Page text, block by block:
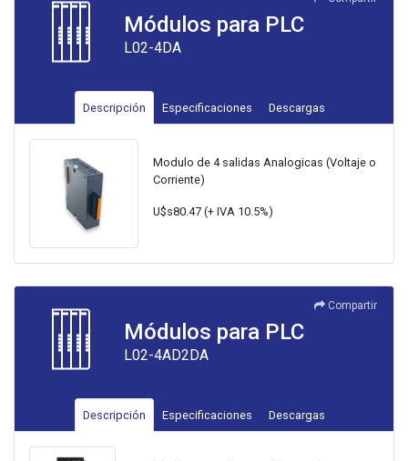
Módulos para PLC
L02-4DA
Descripción Especificaciones Descargas
Modulo de 4 salidas Analogicas (Voltaje o
Corriente)
U$s80.47 (+ IVA 10.5%)
Compartir
Módulos para PLC
L02-4AD2DA
Descripción Especificaciones Descargas